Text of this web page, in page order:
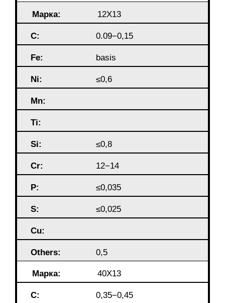
Марка: 12Х13
C: 0.09−0,15
Fe: basis
Ni: ≤0,6
Mn:
Ti:
Si: ≤0,8
Cr: 12−14
P: ≤0,035
S: ≤0,025
Cu:
Others: 0,5
Марка: 40Х13
C: 0,35−0,45